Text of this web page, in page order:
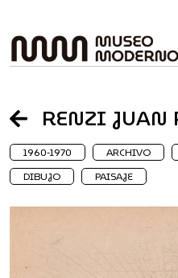
to
content
RENZI JUAN
1960-1970 ARCHIVO
DIBUJO
PAISAJE